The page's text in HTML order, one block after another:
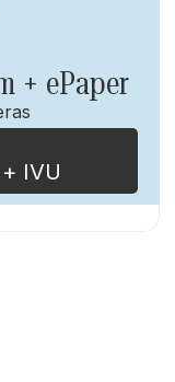
+ ePaper
IVU
o amigo
para